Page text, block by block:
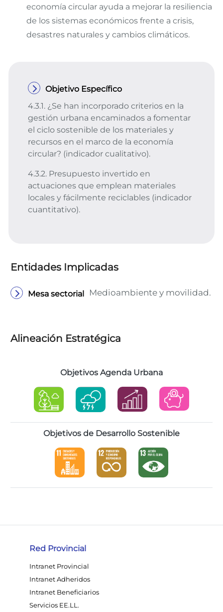
economía circular ayuda a mejorar la resiliencia
de los sistemas económicos frente a crisis,
desastres naturales y cambios climáticos.
Objetivo Específico
4.3.1. ¿Se han incorporado criterios en la
gestión urbana encaminados a fomentar
el ciclo sostenible de los materiales y
recursos en el marco de la economía
circular? (indicador cualitativo).
4.3.2. Presupuesto invertido en
actuaciones que emplean materiales
locales y fácilmente reciclables (indicador
cuantitativo).
Entidades Implicadas
Mesa sectorial Medioambiente y movilidad.
Alineación Estratégica
Objetivos Agenda Urbana
Objetivos de Desarrollo Sostenible
Red Provincial
Intranet Provincial
Intranet Adheridos
Intranet Beneficiarios
Servicios EE.LL.